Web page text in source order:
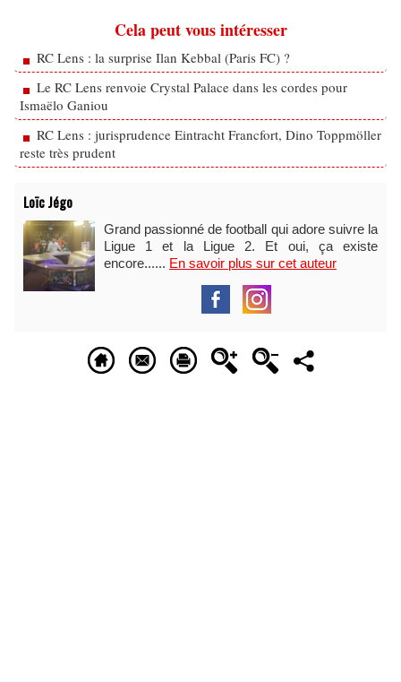
Cela peut vous intéresser
RC Lens : la surprise Ilan Kebbal (Paris FC) ?
Le RC Lens renvoie Crystal Palace dans les cordes pour
Ismaëlo Ganiou
RC Lens : jurisprudence Eintracht Francfort, Dino Toppmöller
reste très prudent
Loïc Jégo
Grand passionné de football qui adore suivre la
Ligue 1 et la Ligue 2. Et oui, ça existe
encore...... En savoir plus sur cet auteur